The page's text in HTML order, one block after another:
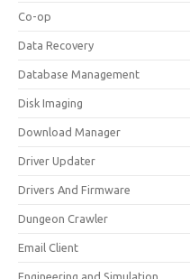
Co-op
Data Recovery
Database Management
Disk Imaging
Download Manager
Driver Updater
Drivers And Firmware
Dungeon Crawler
Email Client
Engineering and Simulation